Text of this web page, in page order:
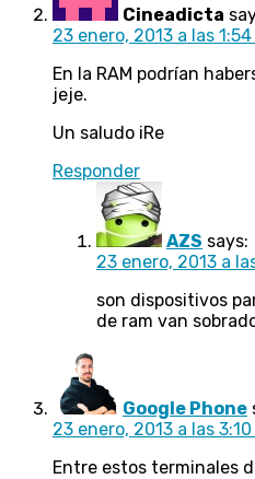
Cineadicta
23 enero, 2013 a las 1:54
En la RAM podrían
jeje.
Un saludo iRe
Responder
AZS says:
23 enero, 2013 a
son dispositivos
de ram van
Google Phone
23 enero, 2013 a las 3:10
Entre estos terminales